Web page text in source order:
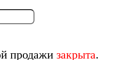
продажи закрыта.